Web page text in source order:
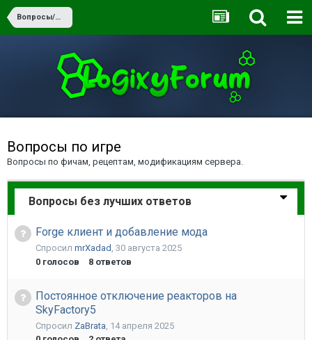
Вопросы/Ответы
Вопросы по игре
Вопросы по фичам, рецептам, модификациям сервера.
Вопросы без лучших ответов
Forge клиент и добавление мода
Спросил mrXadad , 30 августа 2025
0 голосов 8 ответов
Постоянное отключение реакторов на
SkyFactory5
Спросил ZaBrata 14 апреля 2025